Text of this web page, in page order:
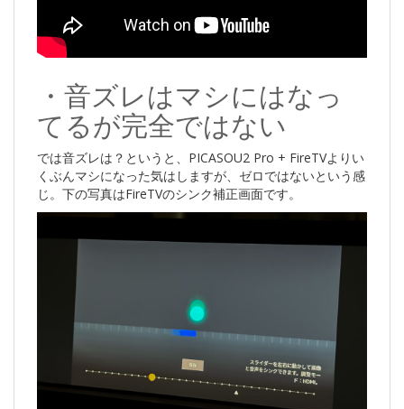
・音ズレはマシにはなっ
てるが完全ではない
では音ズレは？というと、PICASOU2 Pro + FireTVよりい
くぶんマシになった気はしますが、ゼロではないという感
じ。下の写真はFireTVのシンク補正画面です。